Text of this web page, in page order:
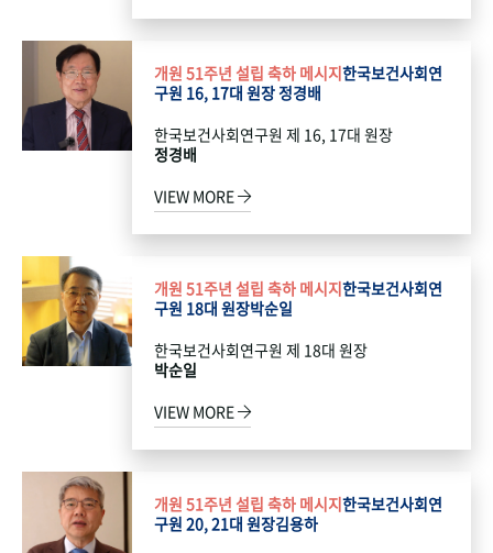
개원 51주년 설립 축하 메시지한국보건사회연
구원 16, 17대 원장 정경배
한국보건사회연구원 제 16, 17대 원장
정경배
VIEW MORE
개원 51주년 설립 축하 메시지한국보건사회연
구원 18대 원장박순일
한국보건사회연구원 제 18대 원장
박순일
VIEW MORE
개원 51주년 설립 축하 메시지한국보건사회연
구원 20, 21대 원장김용하